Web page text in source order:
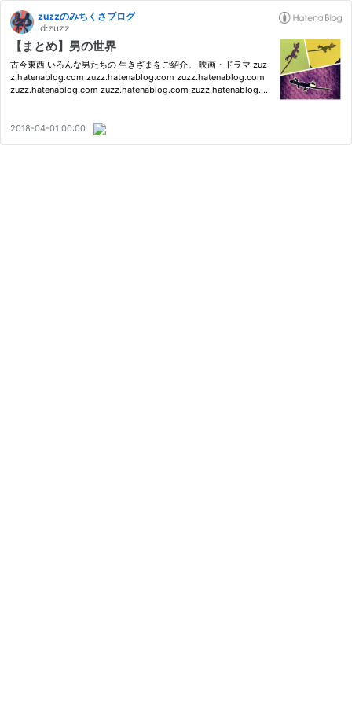
zuzzのみちくさブログ
id:zuzz
【まとめ】男の世界
古今東西 いろんな男たちの 生きざまをご紹介。 映画・ドラマ zuz
z.hatenablog.com zuzz.hatenablog.com zuzz.hatenablog.com
zuzz.hatenablog.com zuzz.hatenablog.com zuzz.hatenablog.co
og.com z…
2018-04-01 00:00